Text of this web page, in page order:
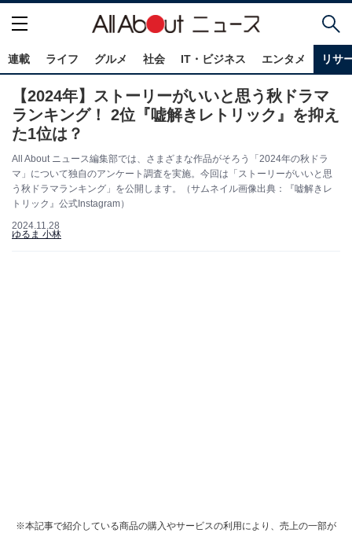
連載 ライフ グルメ 社会 IT・ビジネス エンタメ リサ
【2024年】ストーリーがいいと思う秋ドラマ
ランキング！ 2位『嘘解きレトリック』を抑え
た1位は？
All About ニュース編集部では、さまざまな作品がそろう「2024年の秋ドラ
マ」について独自のアンケート調査を実施。今回は「ストーリーがいいと思
う秋ドラマランキング」を公開します。（サムネイル画像出典：『嘘解きレ
トリック』公式Instagram）
2024.11.28
ゆるま 小林
※本記事で紹介している商品の購入やサービスの利用により、売上の一部が